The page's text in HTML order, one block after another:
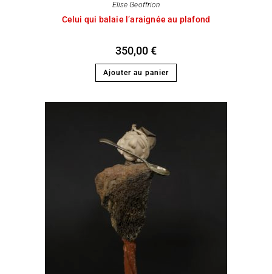
Elise Geoffrion
Celui qui balaie l’araignée au plafond
350,00€
Ajouter au panier